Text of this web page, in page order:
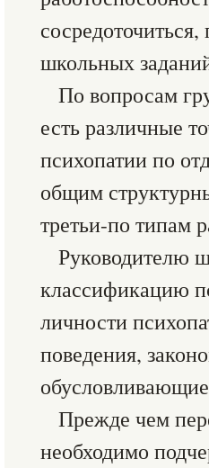
школьных
По вопросам
есть различные
психопатии по
общим
третьи-по типам
Руководителю
классификацию
личности
поведения,
Прежде чем
необходимо